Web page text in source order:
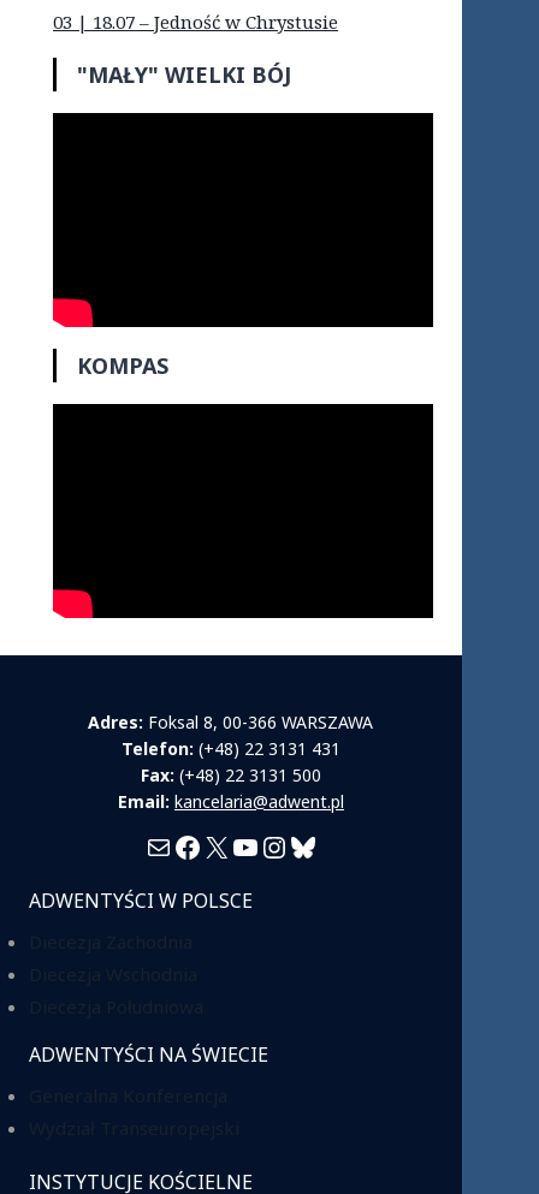
03 | 18.07 – Jedność w Chrystusie
"MAŁY" WIELKI BÓJ
KOMPAS
Adres: Foksal 8, 00-366 WARSZAWA
Telefon: (+48) 22 3131 431
Fax: (+48) 22 3131 500
Email: kancelaria@adwent.pl
MailFacebook
X YouTube
Instagram
Bluesky
ADWENTYŚCI W POLSCE
ADWENTYŚCI NA ŚWIECIE
INSTYTUCJE KOŚCIELNE